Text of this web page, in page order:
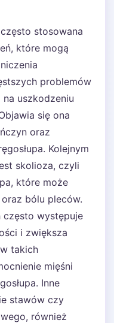
stosowana
które mogą
problemów
uszkodzeniu
się ona
oraz
Kolejnym
skolioza, czyli
które może
bólu pleców.
często występuje
i zwiększa
takich
mięśni
Inne
stawów czy
również